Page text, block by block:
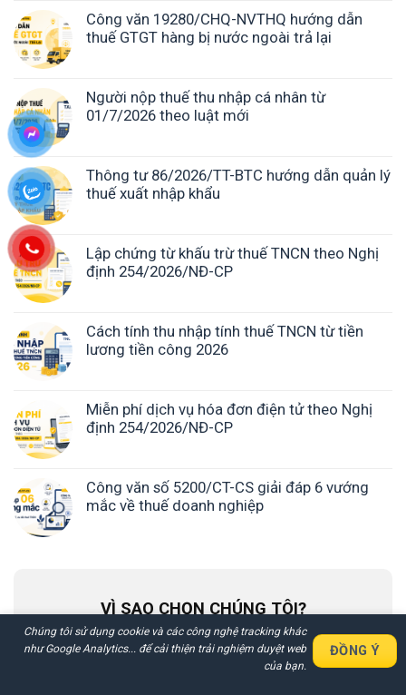
Công văn 19280/CHQ-NVTHQ hướng dẫn
thuế GTGT hàng bị nước ngoài trả lại
Người nộp thuế thu nhập cá nhân từ
01/7/2026 theo luật mới
Thông tư 86/2026/TT-BTC hướng dẫn quản lý
thuế xuất nhập khẩu
Lập chứng từ khấu trừ thuế TNCN theo Nghị
định 254/2026/NĐ-CP
Cách tính thu nhập tính thuế TNCN từ tiền
lương tiền công 2026
Miễn phí dịch vụ hóa đơn điện tử theo Nghị
định 254/2026/NĐ-CP
Công văn số 5200/CT-CS giải đáp 6 vướng
mắc về thuế doanh nghiệp
VÌ SAO CHỌN CHÚNG TÔI?
Nhận Báo Giá Nhanh Chi Tiết
Chúng tôi sử dụng cookie và các công nghệ tracking khác
như Google Analytics... để cải thiện trải nghiệm duyệt web
của bạn.
ĐỒNG Ý